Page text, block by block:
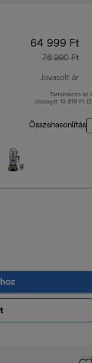
64 999 Ft
76 990 Ft
Javasolt ár
Tartalmazza az
összegét 13 819 Ft
Összehasonlítás